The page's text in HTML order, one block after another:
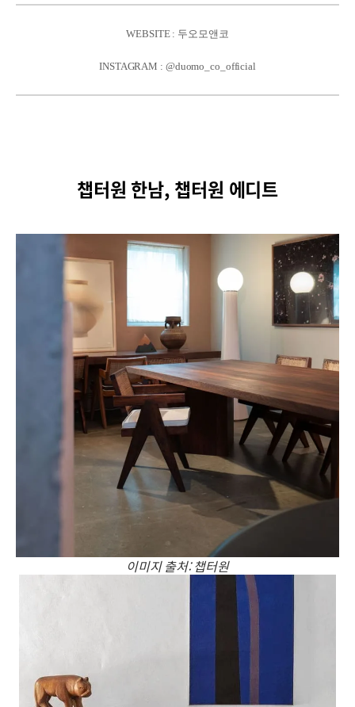
WEBSITE : 두오모앤코
INSTAGRAM : @duomo_co_official
챕터원 한남, 챕터원 에디트
이미지 출처: 챕터원